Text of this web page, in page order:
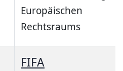
Europäischen
Rechtsraums
FIFA